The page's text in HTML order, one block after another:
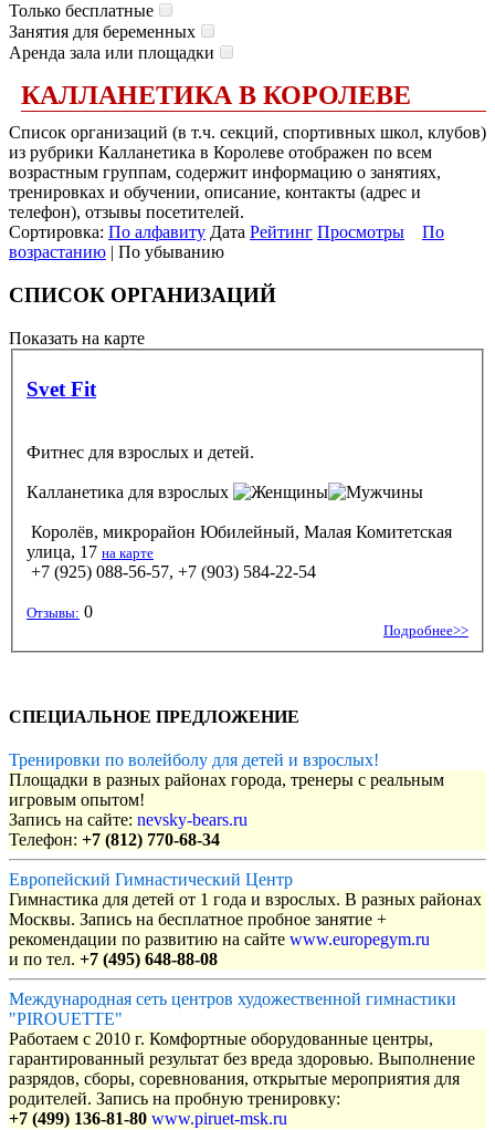
Только бесплатные
Занятия для беременных
Аренда зала или площадки
КАЛЛАНЕТИКА В КОРОЛЕВЕ
Список организаций (в т.ч. секций, спортивных школ, клубов)
из рубрики Калланетика в Королеве отображен по всем
возрастным группам, содержит информацию о занятиях,
тренировках и обучении, описание, контакты (адрес и
телефон), отзывы посетителей.
Сортировка: По алфавиту Дата Рейтинг Просмотры
По
возрастанию | По убыванию
СПИСОК ОРГАНИЗАЦИЙ
Показать на карте
Svet Fit
Фитнес для взрослых и детей.
Калланетика для взрослых
Королёв, микрорайон Юбилейный, Малая Комитетская
улица, 17 на карте
+7 (925) 088-56-57, +7 (903) 584-22-54
Отзывы: 0
Подробнее>>
СПЕЦИАЛЬНОЕ ПРЕДЛОЖЕНИЕ
Тренировки по волейболу для детей и взрослых!
Площадки в разных районах города, тренеры с реальным
игровым опытом!
Запись на сайте: nevsky-bears.ru
Телефон: +7 (812) 770-68-34
Европейский Гимнастический Центр
Гимнастика для детей от 1 года и взрослых. В разных районах
Москвы. Запись на бесплатное пробное занятие +
рекомендации по развитию на сайте www.europegym.ru
и по тел. +7 (495) 648-88-08
Международная сеть центров художественной гимнастики
"PIROUETTE"
Работаем с 2010 г. Комфортные оборудованные центры,
гарантированный результат без вреда здоровью. Выполнение
разрядов, сборы, соревнования, открытые мероприятия для
родителей. Запись на пробную тренировку:
+7 (499) 136-81-80 www.piruet-msk.ru